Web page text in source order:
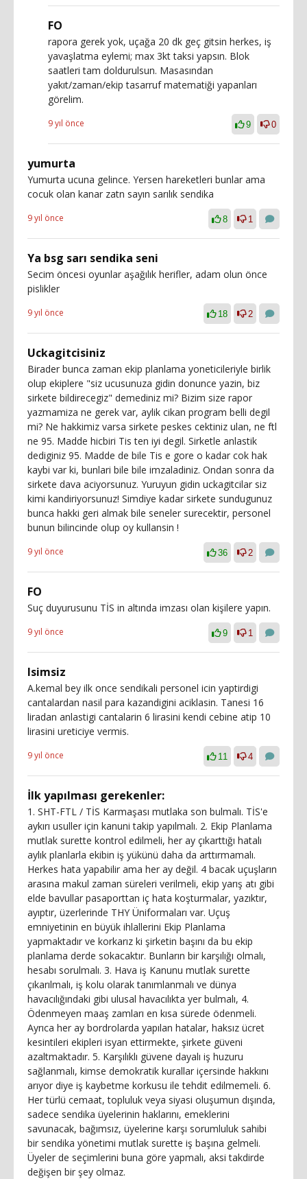
FO
rapora gerek yok, uçağa 20 dk geç gitsin herkes, iş
yavaşlatma eylemi; max 3kt taksi yapsın. Blok
saatleri tam doldurulsun. Masasından
yakıt/zaman/ekip tasarruf matematiği yapanları
görelim.
9 yıl önce 9 0
yumurta
Yumurta ucuna gelince. Yersen hareketleri bunlar ama
cocuk olan kanar zatn sayın sarılık sendika
9 yıl önce 8 1
Ya bsg sarı sendika seni
Secim öncesi oyunlar aşağılık herifler, adam olun önce
pislikler
9 yıl önce 18 2
Uckagitcisiniz
Birader bunca zaman ekip planlama yoneticileriyle birlik
olup ekiplere "siz ucusunuza gidin donunce yazin, biz
sirkete bildirecegiz" demediniz mi? Bizim size rapor
yazmamiza ne gerek var, aylik cikan program belli degil
mi? Ne hakkimiz varsa sirkete peskes cektiniz ulan, ne ftl
ne 95. Madde hicbiri Tis ten iyi degil. Sirketle anlastik
dediginiz 95. Madde de bile Tis e gore o kadar cok hak
kaybi var ki, bunlari bile bile imzaladiniz. Ondan sonra da
sirkete dava aciyorsunuz. Yuruyun gidin uckagitcilar siz
kimi kandiriyorsunuz! Simdiye kadar sirkete sundugunuz
bunca hakki geri almak bile seneler surecektir, personel
bunun bilincinde olup oy kullansin !
9 yıl önce 36 2
FO
Suç duyurusunu TİS in altında imzası olan kişilere yapın.
9 yıl önce 9 1
Isimsiz
A.kemal bey ilk once sendikali personel icin yaptirdigi
cantalardan nasil para kazandigini aciklasin. Tanesi 16
liradan anlastigi cantalarin 6 lirasini kendi cebine atip 10
lirasini ureticiye vermis.
9 yıl önce 11 4
İlk yapılması gerekenler:
1. SHT-FTL / TİS Karmaşası mutlaka son bulmalı. TİS'e
aykırı usuller için kanuni takip yapılmalı. 2. Ekip Planlama
mutlak surette kontrol edilmeli, her ay çıkarttığı hatalı
aylık planlarla ekibin iş yükünü daha da arttırmamalı.
Herkes hata yapabilir ama her ay değil. 4 bacak uçuşların
arasına makul zaman süreleri verilmeli, ekip yarış atı gibi
elde bavullar pasaporttan iç hata koşturmalar, yazıktır,
ayıptır, üzerlerinde THY Üniformaları var. Uçuş
emniyetinin en büyük ihlallerini Ekip Planlama
yapmaktadır ve korkarız ki şirketin başını da bu ekip
planlama derde sokacaktır. Bunların bir karşılığı olmalı,
hesabı sorulmalı. 3. Hava iş Kanunu mutlak surette
çıkarılmalı, iş kolu olarak tanımlanmalı ve dünya
havacılığındaki gibi ulusal havacılıkta yer bulmalı, 4.
Ödenmeyen maaş zamları en kısa sürede ödenmeli.
Ayrıca her ay bordrolarda yapılan hatalar, haksız ücret
kesintileri ekipleri isyan ettirmekte, şirkete güveni
azaltmaktadır. 5. Karşılıklı güvene dayalı iş huzuru
sağlanmalı, kimse demokratik kurallar içersinde hakkını
arıyor diye iş kaybetme korkusu ile tehdit edilmemeli. 6.
Her türlü cemaat, topluluk veya siyasi oluşumun dışında,
sadece sendika üyelerinin haklarını, emeklerini
savunacak, bağımsız, üyelerine karşı sorumluluk sahibi
bir sendika yönetimi mutlak surette iş başına gelmeli.
Üyeler de seçimlerini buna göre yapmalı, aksi takdirde
değişen bir şey olmaz.